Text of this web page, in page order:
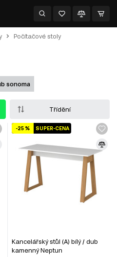
Počítačové stoly
sonoma
Třídění
SUPER-CENA
-25 %
Kancelářský stůl (A) bílý / dub
kamenný Neptun